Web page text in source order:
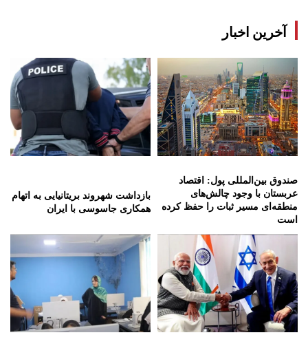
آخرین اخبار
صندوق بین‌المللی پول: اقتصاد
عربستان با وجود چالش‌های
منطقه‌ای مسیر ثبات را حفظ کرده
است
بازداشت شهروند بریتانیایی به اتهام
همکاری جاسوسی با ایران